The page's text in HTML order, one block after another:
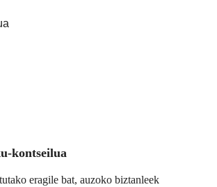
kontseilua
eragile bat, auzoko biztanleek